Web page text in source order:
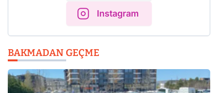
Instagram
BAKMADAN GEÇME